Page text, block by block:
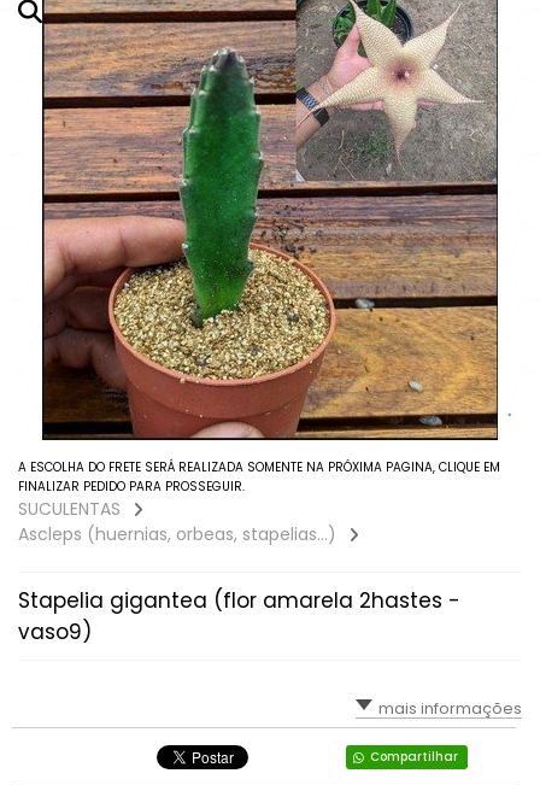
Agavoides
Adromichus
Aeoniuns
Aloes E Agaves
Anacampseros
Babies (vaso6)
Columeias
Cotyledons
Crassulas E Sinocrassulas
Euphorbias E Monadeniuns
Gibbifloras (Gigantes)
Graptoverias, Graptopetaluns E Graptoseduns
Haworthias E Gasterias
A ESCOLHA DO FRETE SERÁ REALIZADA SOMENTE NA PRÓXIMA PAGINA, CLIQUE EM
FINALIZAR PEDIDO PARA PROSSEGUIR.
SUCULENTAS
Ascleps (huernias, orbeas, stapelias...)
Stapelia gigantea (flor amarela 2hastes -
vaso9)
mais informações
Compartilhar